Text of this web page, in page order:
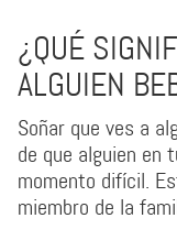
¿QUÉ
ALGUIEN
Soñar que ves a
de que alguien en
momento difícil.
miembro de la